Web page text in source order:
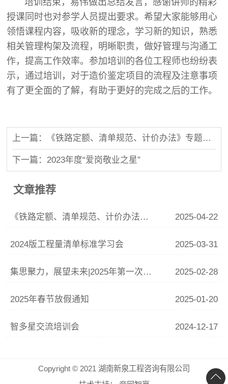
培训结束，易伟做出总结发言，感谢讲师的精彩
授课同时也对参学人员提出要求。希望大家能够用心
领悟课程内容，吸收新的理念，学习新的知识，熟悉
相关管理构架及流程，明晰职责，做好管理与沟通工
作，提高工作效率。参加培训的各位工程师也纷纷表
示，通过培训，对于造价鉴定项目的流程及注意事项
有了更全面的了解，有助于更好的完成之后的工作。
上一篇：《铁路定额、清单规范、计价办法》专题培训
下一篇：2023年度“爱岗敬业之星”
文章推荐
《铁路定额、清单规范、计价办法》专题培训 2025-04-22
2024版工程量清单标准学习会 2025-03-31
集思聚力，展望未来|2025年第一次中高层会议 2025-02-28
2025年春节放假通知 2025-01-20
智多星交流培训会 2024-12-17
Copyright © 2021 湖南新泉工程咨询有限公司